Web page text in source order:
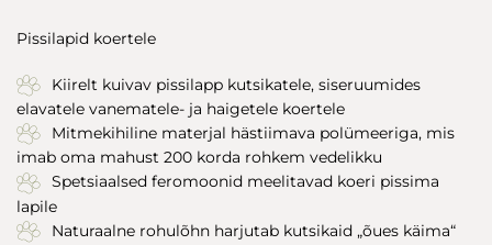
Pissilapid koertele
Kiirelt kuivav pissilapp kutsikatele, siseruumides
elavatele vanematele- ja haigetele koertele
Mitmekihiline materjal hästiimava polümeeriga, mis
imab oma mahust 200 korda rohkem vedelikku
Spetsiaalsed feromoonid meelitavad koeri pissima
lapile
Naturaalne rohulõhn harjutab kutsikaid „õues käima“